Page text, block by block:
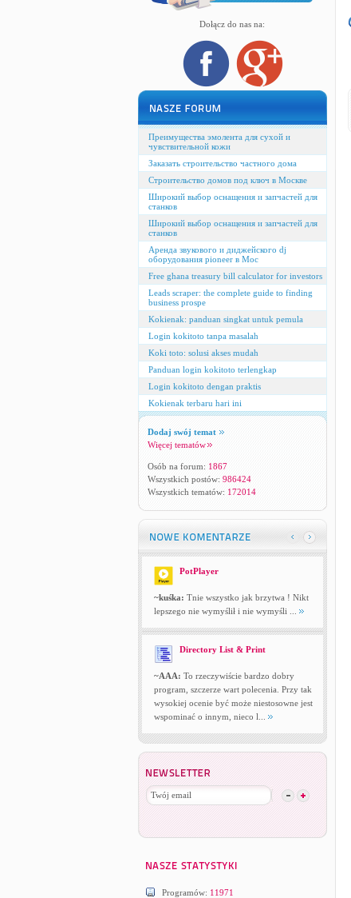
Dołącz do nas na:
Преимущества эмолента для сухой и
чувствительной кожи
Заказать строительство частного дома
Строительство домов под ключ в Москве
Широкий выбор оснащения и запчастей для
станков
Широкий выбор оснащения и запчастей для
станков
Аренда звукового и диджейского dj
оборудования pioneer в Мос
Free ghana treasury bill calculator for investors
Leads scraper: the complete guide to finding
business prospe
Kokienak: panduan singkat untuk pemula
Login kokitoto tanpa masalah
Koki toto: solusi akses mudah
Panduan login kokitoto terlengkap
Login kokitoto dengan praktis
Kokienak terbaru hari ini
Dodaj swój temat
Więcej tematów
Osób na forum: 1867
Wszystkich postów: 986424
Wszystkich tematów: 172014
PotPlayer
~kuśka: Tnie wszystko jak brzytwa ! Nikt
lepszego nie wymyślił i nie wymyśli ...
Directory List & Print
~AAA: To rzeczywiście bardzo dobry
program, szczerze wart polecenia. Przy tak
wysokiej ocenie być może niestosowne jest
wspominać o innym, nieco l...
Programów: 11971